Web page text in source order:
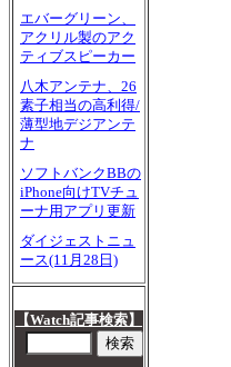
エバーグリーン、
アクリル製のアク
ティブスピーカー
八木アンテナ、26
素子相当の高利得/
薄型地デジアンテ
ナ
ソフトバンクBBの
iPhone向けTVチュ
ーナ用アプリ更新
ダイジェストニュ
ース(11月28日)
【Watch記事検索】